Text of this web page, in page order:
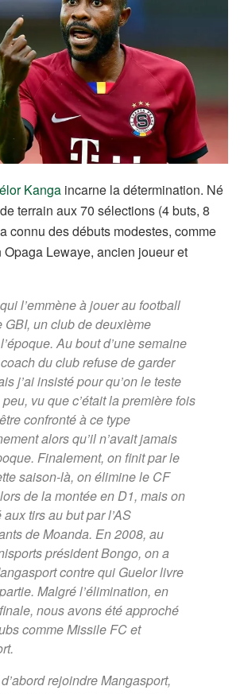
Kanga incarne la détermination. Né
terrain aux 70 sélections (4 buts, 8
connu des débuts modestes, comme
Lewaye, ancien joueur et
l’emmène à jouer au football
GBI, un club de deuxième
Au bout d’une semaine
du club refuse de garder
j’ai insisté pour qu’on le teste
vu que c’était la première fois
confronté à ce type
alors qu’il n’avait jamais
Finalement, on finit par le
saison-là, on élimine le CF
de la montée en D1, mais on
tirs au but par l’AS
de Moanda. En 2008, au
président Bongo, on a
contre qui Guelor livre
Malgré l’élimination, en
nous avons été approché
comme Missile FC et
rejoindre Mangasport,